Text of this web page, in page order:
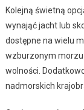
Kolejną świetną
wynająć jacht lub
dostępne na wielu
wzburzonym morzu
wolności.
nadmorskich